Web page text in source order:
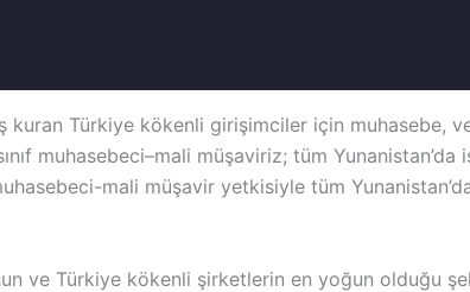
kuran Türkiye kökenli girişimciler için muhasebe,
muhasebeci–mali müşaviriz; tüm
mali müşavir yetkisiyle tüm
ve Türkiye kökenli şirketlerin en yoğun olduğu